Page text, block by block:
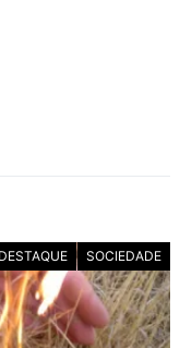
DESTAQUE SOCIEDADE